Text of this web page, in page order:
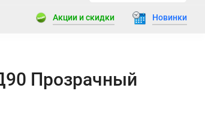
Акции и скидки Новинки
Прозрачный